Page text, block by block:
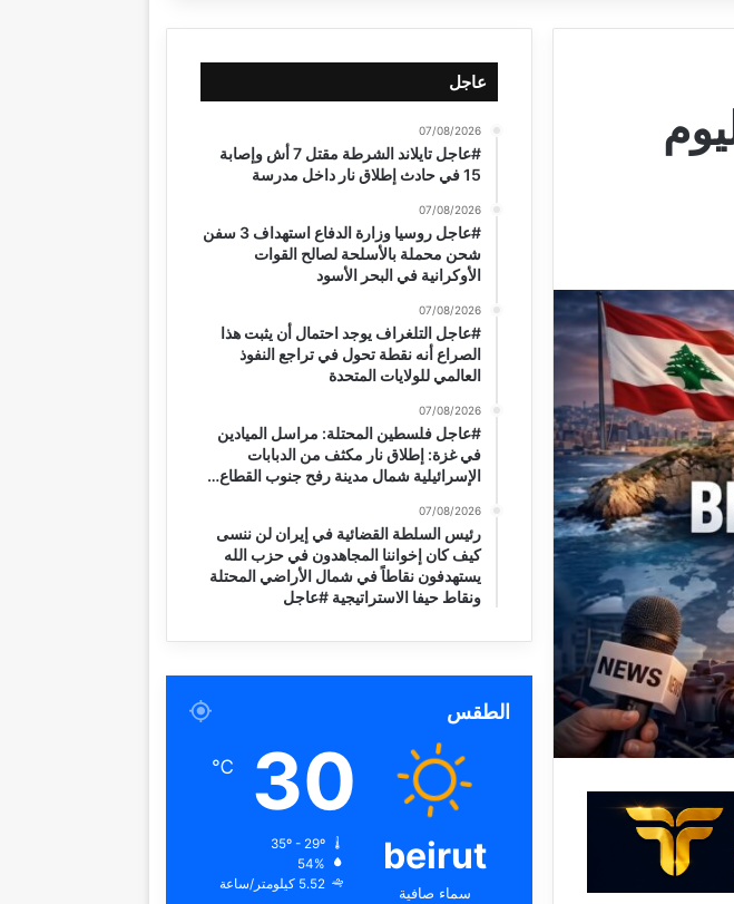
عاجل
07/08/2026
#عاجل تايلاند الشرطة مقتل 7 أش وإصابة
15 في حادث إطلاق نار داخل مدرسة
07/08/2026
#عاجل روسيا وزارة الدفاع استهداف 3 سفن
شحن محملة بالأسلحة لصالح القوات
الأوكرانية في البحر الأسود
07/08/2026
#عاجل التلغراف يوجد احتمال أن يثبت هذا
الصراع أنه نقطة تحول في تراجع النفوذ
العالمي للولايات المتحدة
07/08/2026
#عاجل فلسطين المحتلة: مراسل الميادين
في غزة: إطلاق نار مكثف من الدبابات
الإسرائيلية شمال مدينة رفح جنوب القطاع…
07/08/2026
رئيس السلطة القضائية في إيران لن ننسى
كيف كان إخواننا المجاهدون في حزب الله
يستهدفون نقاطاً في شمال الأراضي المحتلة
ونقاط حيفا الاستراتيجية #عاجل
الطقس
beirut
سماء صافية
30
℃
54%
5.52 كيلومتر/ساعة